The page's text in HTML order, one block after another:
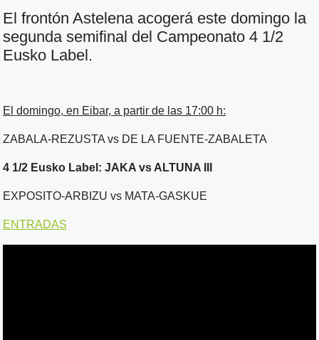
El frontón Astelena acogerá este domingo la
segunda semifinal del Campeonato 4 1/2
Eusko Label.
El domingo, en Eibar, a partir de las 17:00 h:
ZABALA-REZUSTA vs DE LA FUENTE-ZABALETA
4 1/2 Eusko Label: JAKA vs ALTUNA III
EXPOSITO-ARBIZU vs MATA-GASKUE
ENTRADAS